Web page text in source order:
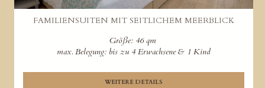
FAMILIENSUITEN MIT SEITLICHEM MEERBLICK
Größe: 46 qm
max. Belegung: bis zu 4 Erwachsene & 1 Kind
WEITERE DETAILS